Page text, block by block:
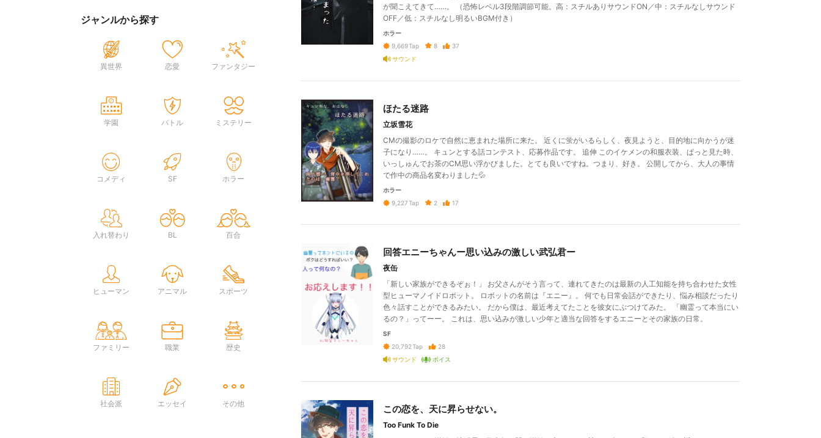
が聞こえてきて……。 （恐怖レベル3段階調節可能。高：スチルありサウンドON／中：スチルなしサウンド
OFF／低：スチルなし明るいBGM付き）
ホラー
9,669Tap 8
37
サウンド
ほたる迷路
立坂雪花
CMの撮影のロケで自然に恵まれた場所に来た。 近くに蛍がいるらしく、夜見ようと、目的地に向かうが迷
子になり……。 キュンとする話コンテスト、応募作品です。 追伸 このイケメンの和服衣装、ぱっと見た時、
いっしゅんでお茶のCM思い浮かびました。とても良いですね。つまり、好き。 公開してから、大人の事情
で作中の商品名変わりました💦
ホラー
9,227Tap 2 17
回答エニーちゃんー思い込みの激しい武弘君ー
夜缶
「新しい家族ができるぞぉ！」 お父さんがそう言って、連れてきたのは最新の人工知能を持ち合わせた女性
型ヒューマノイドロボット。 ロボットの名前は『エニー』。 何でも日常会話ができたり、悩み相談だったり
色々話すことができるみたい。 だから僕は、最近考えてたことを彼女にぶつけてみた。 「幽霊って本当にい
るの？」ってーー。 これは、思い込みが激しい少年と適当な回答をするエニーとその家族の日常。
SF
20,792Tap
28
サウンド
ボイス
この恋を、天に昇らせない。
Too Funk To Die
ジャンルから探す
異世界 恋愛 ファンタジー
学園 バトル ミステリー
コメディ SF ホラー
入れ替わり BL 百合
ヒューマン アニマル スポーツ
ファミリー 職業 歴史
社会派 エッセイ その他